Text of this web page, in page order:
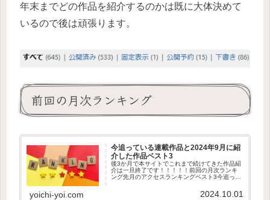
年末までどの作品を紹介するのかは既に大体決めて
いるので後は頑張ります。
前回の月次ランキング
今追っている連載作品と2024年9月に紹
介した作品ベスト3
後3か月で本サイトでこれまで続けてきた作品紹
介は一旦終了です！！！！！前回の月次ランキ
ング先月のアクセスランキングベスト3今追って
既に本サイトで紹介した現行作品は除外。今月
yoichi-yoi.com 2024.10.01